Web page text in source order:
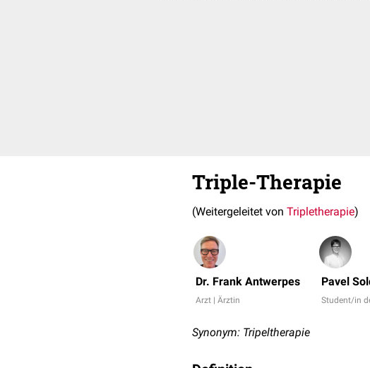
Triple-Therapie
(Weitergeleitet von Tripletherapie)
Dr. Frank Antwerpes
Arzt | Ärztin
Pavel
Student/in
Synonym: Tripeltherapie